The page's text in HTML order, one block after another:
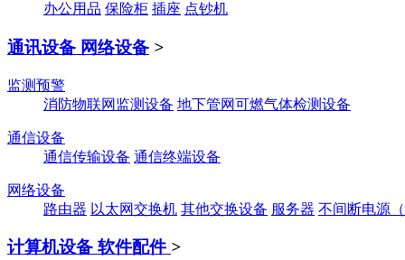
办公用品 保险柜 插座 点钞机
通讯设备 网络设备 >
监测预警
消防物联网监测设备 地下管网可燃气体检测设备
通信设备
通信传输设备 通信终端设备
网络设备
路由器 以太网交换机 其他交换设备 服务器 不间断电源
计算机设备 软件配件 >